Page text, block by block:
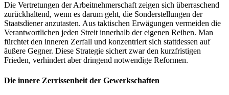
Die Vertretungen der Arbeitnehmerschaft zeigen sich überraschend
zurückhaltend, wenn es darum geht, die Sonderstellungen der
Staatsdiener anzutasten. Aus taktischen Erwägungen vermeiden die
Verantwortlichen jeden Streit innerhalb der eigenen Reihen. Man
fürchtet den inneren Zerfall und konzentriert sich stattdessen auf
äußere Gegner. Diese Strategie sichert zwar den kurzfristigen
Frieden, verhindert aber dringend notwendige Reformen.
Die innere Zerrissenheit der Gewerkschaften